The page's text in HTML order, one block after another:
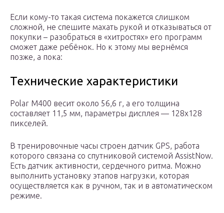
Если кому-то такая система покажется слишком
сложной, не спешите махать рукой и отказываться от
покупки – разобраться в «хитростях» его программ
сможет даже ребёнок. Но к этому мы вернёмся
позже, а пока:
Технические характеристики
Polar M400 весит около 56,6 г, а его толщина
составляет 11,5 мм, параметры дисплея — 128х128
пикселей.
В тренировочные часы строен датчик GPS, работа
которого связана со спутниковой системой AssistNow.
Есть датчик активности, сердечного ритма. Можно
выполнить установку этапов нагрузки, которая
осуществляется как в ручном, так и в автоматическом
режиме.